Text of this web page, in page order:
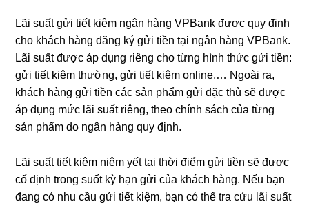
Lãi suất gửi tiết kiệm ngân hàng VPBank được quy định
cho khách hàng đăng ký gửi tiền tại ngân hàng VPBank.
Lãi suất được áp dụng riêng cho từng hình thức gửi tiền:
gửi tiết kiệm thường, gửi tiết kiệm online,… Ngoài ra,
khách hàng gửi tiền các sản phẩm gửi đặc thù sẽ được
áp dụng mức lãi suất riêng, theo chính sách của từng
sản phẩm do ngân hàng quy định.
Lãi suất tiết kiệm niêm yết tại thời điểm gửi tiền sẽ được
cố định trong suốt kỳ hạn gửi của khách hàng. Nếu bạn
đang có nhu cầu gửi tiết kiệm, bạn có thể tra cứu lãi suất